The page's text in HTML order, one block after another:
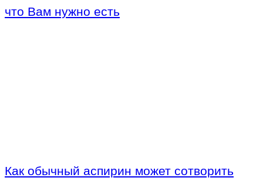
что Вам нужно есть
Как обычный аспирин может сотворить